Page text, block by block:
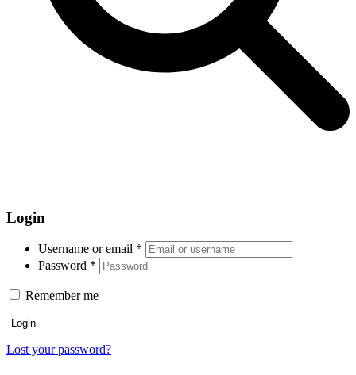
Login
Username or email *
Password *
Remember me
Login
Lost your password?